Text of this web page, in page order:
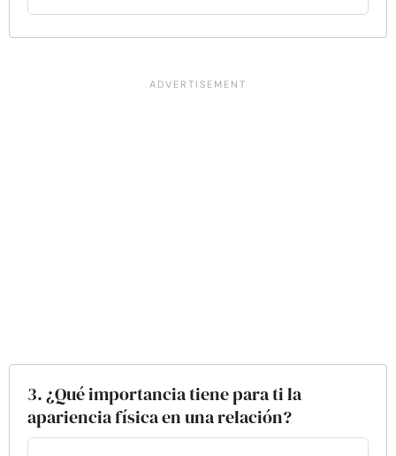
3. ¿Qué importancia tiene para ti la
apariencia física en una relación?